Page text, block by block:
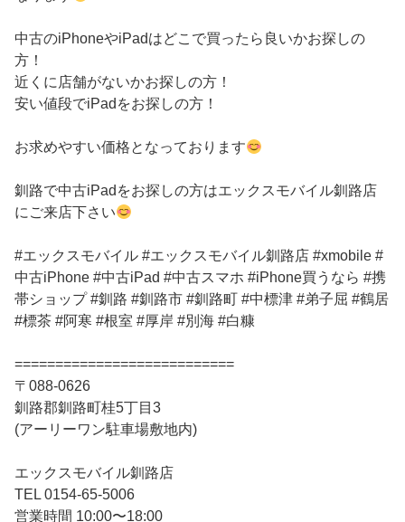
中古のiPhoneやiPadはどこで買ったら良いかお探しの
方！
近くに店舗がないかお探しの方！
安い値段でiPadをお探しの方！
お求めやすい価格となっております
釧路で中古iPadをお探しの方はエックスモバイル釧路店
にご来店下さい
#エックスモバイル #エックスモバイル釧路店 #xmobile #
中古iPhone #中古iPad #中古スマホ #iPhone買うなら #携
帯ショップ #釧路 #釧路市 #釧路町 #中標津 #弟子屈 #鶴居
#標茶 #阿寒 #根室 #厚岸 #別海 #白糠
===========================
〒088-0626
釧路郡釧路町桂5丁目3
(アーリーワン駐車場敷地内)
エックスモバイル釧路店
TEL 0154-65-5006
営業時間 10:00〜18:00